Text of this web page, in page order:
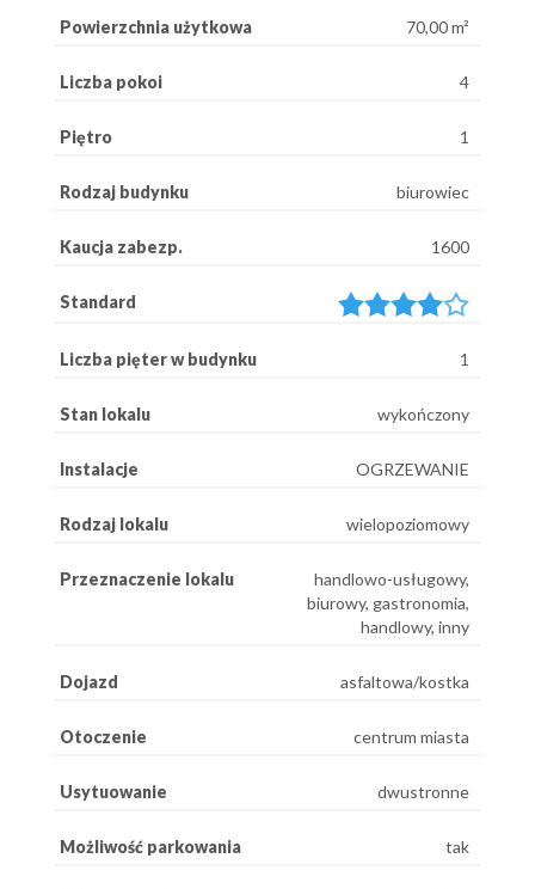
Powierzchnia użytkowa 70,00 m²
Liczba pokoi 4
Piętro 1
Rodzaj budynku biurowiec
Kaucja zabezp. 1600
Standard
Liczba pięter w budynku 1
Stan lokalu wykończony
Instalacje OGRZEWANIE
Rodzaj lokalu wielopoziomowy
Przeznaczenie lokalu
handlowo-usługowy,
biurowy, gastronomia,
handlowy, inny
Dojazd asfaltowa/kostka
Otoczenie centrum miasta
Usytuowanie dwustronne
Możliwość parkowania tak